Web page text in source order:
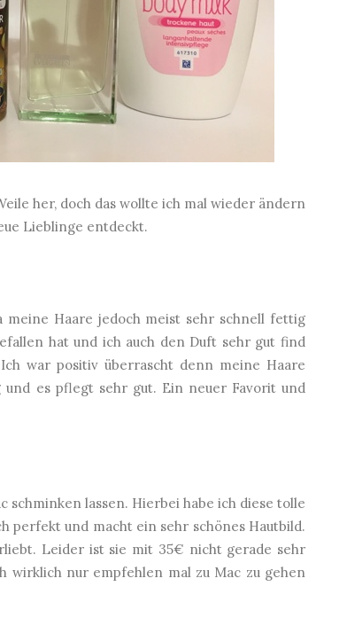
her, doch das wollte ich mal wieder ändern
Lieblinge entdeckt.
meine Haare jedoch meist sehr schnell fettig
hat und ich auch den Duft sehr gut find
war positiv überrascht denn meine Haare
es pflegt sehr gut. Ein neuer Favorit und
schminken lassen. Hierbei habe ich diese tolle
perfekt und macht ein sehr schönes Hautbild.
Leider ist sie mit 35€ nicht gerade sehr
wirklich nur empfehlen mal zu Mac zu gehen